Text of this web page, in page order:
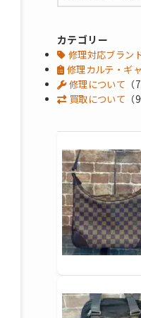
カテゴリー
修理対応ブラン
修理カルテ・ギ
修理について （
買取について （